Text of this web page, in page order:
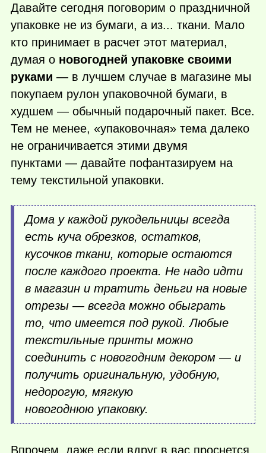
Давайте сегодня поговорим о праздничной
упаковке не из бумаги, а из... ткани. Мало
кто принимает в расчет этот материал,
думая о новогодней упаковке своими
руками — в лучшем случае в магазине мы
покупаем рулон упаковочной бумаги, в
худшем — обычный подарочный пакет. Все.
Тем не менее, «упаковочная» тема далеко
не ограничивается этими двумя
пунктами — давайте пофантазируем на
тему текстильной упаковки.
Дома у каждой рукодельницы всегда
есть куча обрезков, остатков,
кусочков ткани, которые остаются
после каждого проекта. Не надо идти
в магазин и тратить деньги на новые
отрезы — всегда можно обыграть
то, что имеется под рукой. Любые
текстильные принты можно
соединить с новогодним декором — и
получить оригинальную, удобную,
недорогую, мягкую
новогоднюю упаковку.
Впрочем, даже если вдруг в вас проснется